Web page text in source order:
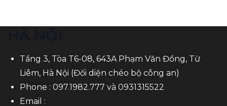
Tầng 3, Tòa T6-08, 643A Phạm Văn Đồng, Từ
Liêm, Hà Nội (Đối diện chéo bộ công an)
Phone : 097.1982.777 và 0931315522
Email :